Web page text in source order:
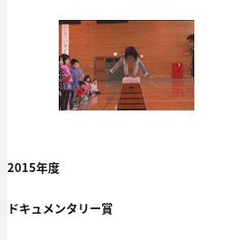
2015年度
ドキュメンタリー賞